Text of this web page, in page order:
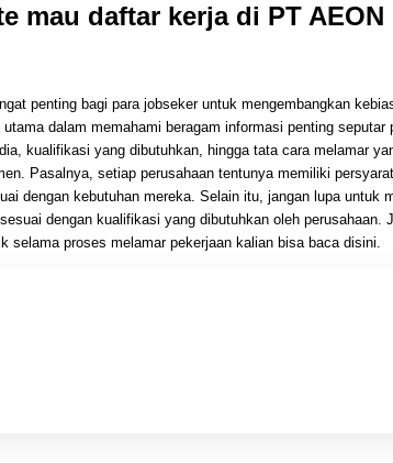
mau daftar kerja di PT AEON
penting bagi para jobseker untuk mengembangkan
dalam memahami beragam informasi penting seputar
kualifikasi yang dibutuhkan, hingga tata cara melamar
Pasalnya, setiap perusahaan tentunya memiliki
dengan kebutuhan mereka. Selain itu, jangan lupa untuk
dengan kualifikasi yang dibutuhkan oleh perusahaan.
selama proses melamar pekerjaan kalian bisa baca disini.